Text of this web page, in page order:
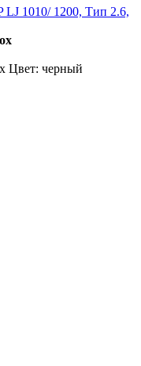
LJ 1010/ 1200, Тип 2.6,
Цвет: черный